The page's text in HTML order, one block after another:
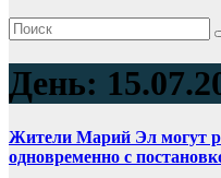
День:
Жители Марий Эл могут
одновременно с